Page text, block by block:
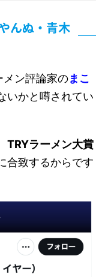
んぬ・青木
メン評論家のまこ
いかと噂されてい
TRYラーメン大賞
合致するからです